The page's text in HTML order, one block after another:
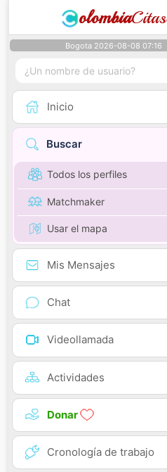
olombiaCitas
Bogota 2026-08-08 07:16
Inicio
Buscar
Todos los perfiles
Matchmaker
Usar el mapa
Mis Mensajes
Chat
Videollamada
Actividades
Donar
Cronología de trabajo